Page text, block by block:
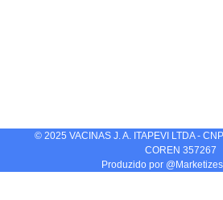
© 2025 VACINAS J. A. ITAPEVI LTDA -
COREN 357267
Produzido por